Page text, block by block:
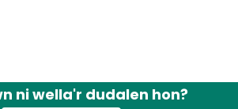
ni wella'r dudalen hon?